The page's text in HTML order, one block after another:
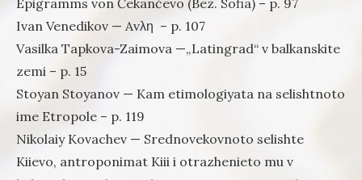
Epigramms von Čekančevo (Bez. Sofia) – p. 97
Ivan Venedikov — Avλη – p. 107
Vasilka Tapkova-Zaimova —„Latingrad“ v balkanskite
zemi – p. 15
Stoyan Stoyanov — Kam etimologiyata na selishtnoto
ime Etropole – p. 119
Nikolaiy Kovachev — Srednovekovnoto selishte
Kiievo, antroponimat Kiii i otrazhenieto mu v